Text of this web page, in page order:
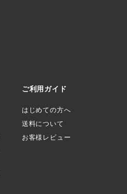
ご利用ガイド
はじめての方へ
送料について
お客様レビュー